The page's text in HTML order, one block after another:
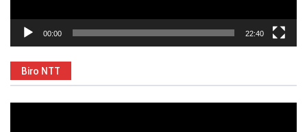
00:00 22:40
Biro NTT